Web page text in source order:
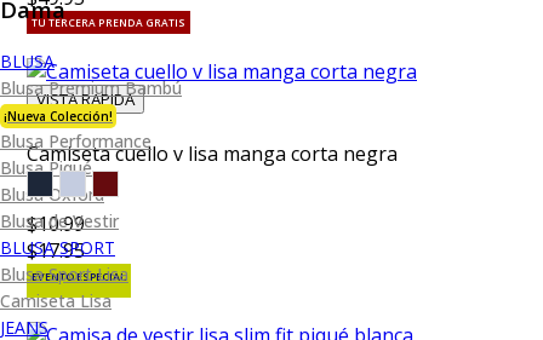
Dama
BLUSA
Blusa Premium Bambú
¡Nueva Colección!
Blusa Performance
Blusa Piqué
Blusa Oxford
Blusa de Vestir
BLUSA SPORT
Blusa Sport Lisa
Camiseta Lisa
JEANS
TU TERCERA PRENDA GRATIS
VISTA RAPIDA
Camiseta cuello v lisa manga corta negra
$10.99
$17.95
EVENTO ESPECIAL